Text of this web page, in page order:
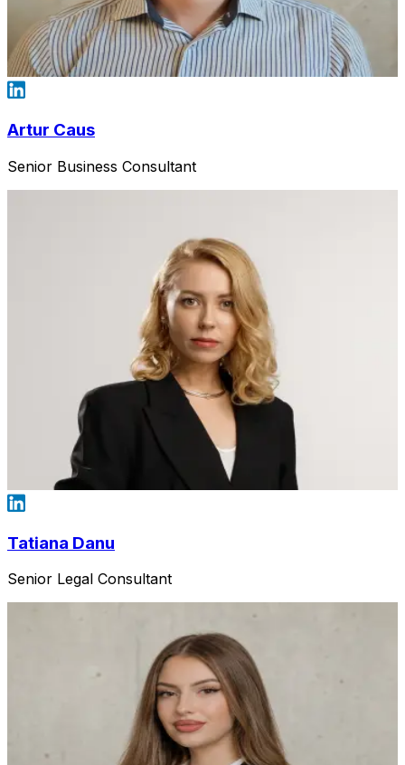
Artur Caus
Senior Business Consultant
Tatiana Danu
Senior Legal Consultant